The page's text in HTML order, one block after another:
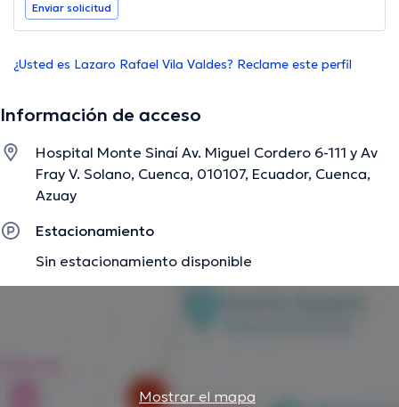
Enviar solicitud
¿Usted es Lazaro Rafael Vila Valdes? Reclame este perfil
Información de acceso
Hospital Monte Sinaí Av. Miguel Cordero 6-111 y Av
Fray V. Solano, Cuenca, 010107, Ecuador, Cuenca,
Azuay
Estacionamiento
Sin estacionamiento disponible
Mostrar el mapa